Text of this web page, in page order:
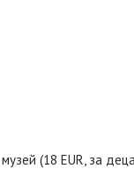
(18 EUR, за